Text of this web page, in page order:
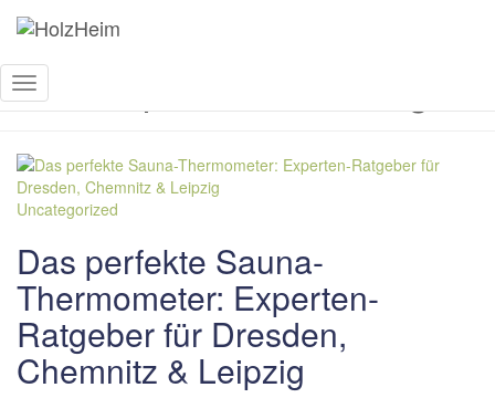
Navigation
Uncategorized
Das perfekte Sauna-
Thermometer: Experten-
Ratgeber für Dresden,
Chemnitz & Leipzig